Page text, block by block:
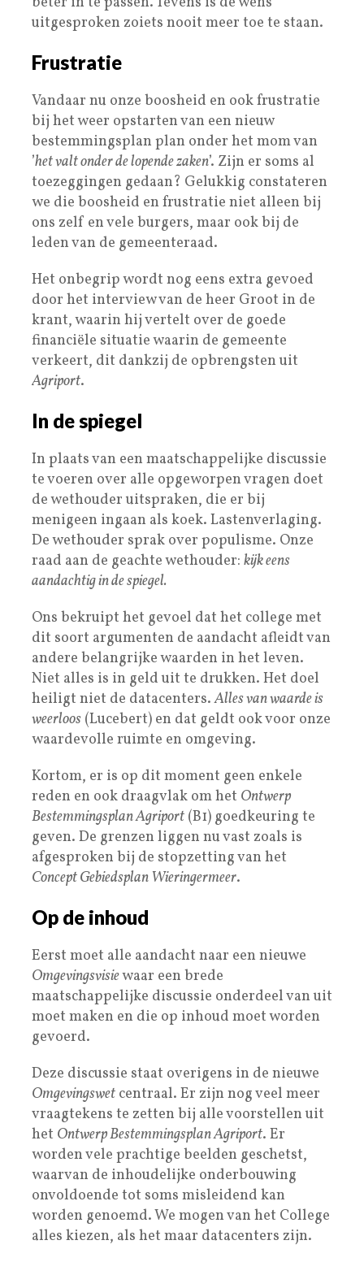
uitgesproken zoiets nooit meer toe te staan.
Frustratie
Vandaar nu onze boosheid en ook frustratie
bij het weer opstarten van een nieuw
bestemmingsplan plan onder het mom van
’het valt onder de lopende zaken’. Zijn er soms al
toezeggingen gedaan? Gelukkig constateren
we die boosheid en frustratie niet alleen bij
ons zelf en vele burgers, maar ook bij de
leden van de gemeenteraad.
Het onbegrip wordt nog eens extra gevoed
door het interview van de heer Groot in de
krant, waarin hij vertelt over de goede
financiële situatie waarin de gemeente
verkeert, dit dankzij de opbrengsten uit
Agriport.
In de spiegel
In plaats van een maatschappelijke discussie
te voeren over alle opgeworpen vragen doet
de wethouder uitspraken, die er bij
menigeen ingaan als koek. Lastenverlaging.
De wethouder sprak over populisme. Onze
raad aan de geachte wethouder: kijk eens
aandachtig in de spiegel.
Ons bekruipt het gevoel dat het college met
dit soort argumenten de aandacht afleidt van
andere belangrijke waarden in het leven.
Niet alles is in geld uit te drukken. Het doel
heiligt niet de datacenters.Alles van waarde is
weerloos (Lucebert) en dat geldt ook voor onze
waardevolle ruimte en omgeving.
Kortom, er is op dit moment geen enkele
reden en ook draagvlak om het Ontwerp
Bestemmingsplan Agriport (B1) goedkeuring te
geven. De grenzen liggen nu vast zoals is
afgesproken bij de stopzetting van het
Concept Gebiedsplan Wieringermeer.
Op de inhoud
Eerst moet alle aandacht naar een nieuwe
Omgevingsvisiewaar een brede
maatschappelijke discussie onderdeel van uit
moet maken en die op inhoud moet worden
gevoerd.
Deze discussie staat overigens in de nieuwe
Omgevingswet centraal. Er zijn nog veel meer
vraagtekens te zetten bij alle voorstellen uit
het Ontwerp Bestemmingsplan Agriport. Er
worden vele prachtige beelden geschetst,
waarvan de inhoudelijke onderbouwing
onvoldoende tot soms misleidend kan
worden genoemd. We mogen van het College
alles kiezen, als het maar datacenters zijn.